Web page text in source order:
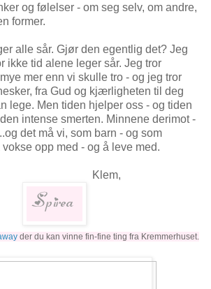
og følelser - om seg selv, om andre,
former.
alle sår. Gjør den egentlig det? Jeg
ikke tid alene leger sår. Jeg tror
mer enn vi skulle tro - og jeg tror
fra Gud og kjærligheten til deg
lege. Men tiden hjelper oss - og tiden
intense smerten. Minnene derimot -
det må vi, som barn - og som
opp med - og å leve med.
der du kan vinne fin-fine ting fra Kremmerhuset.